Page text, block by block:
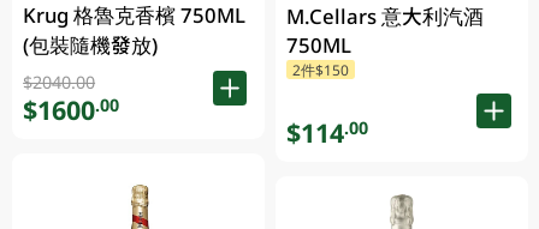
Krug 格魯克香檳 750ML
(包裝隨機發放)
$2040.00
$1600.00
M.Cellars 意大利汽酒
750ML
2件$150
$114.00